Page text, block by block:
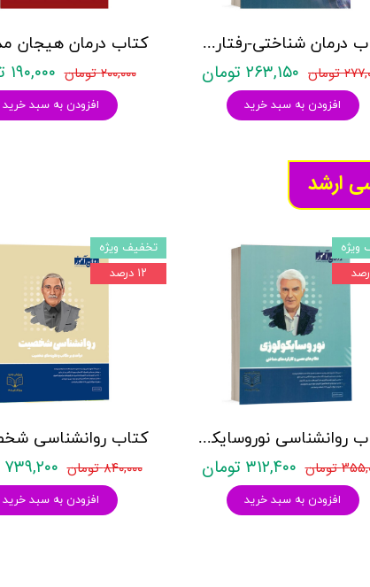
۲۰۰,۰۰۰ تومان ۱۹۰,۰۰۰ تومان
افزودن به سبد خرید
کتاب درمان شناختی-رفتاری اضطراب برای کودکان و نوجوانان (مجموعه برنامه گربه مقابله گر) - نشر روان
تومان ۲۶۳,۱۵۰ تومان
افزودن به سبد خرید
۸۴۰,۰۰۰ تومان ۷۳۹,۲۰۰ تومان
افزودن به سبد خرید
تخفیف ویژه
۱۲ درصد
کتاب روانشناسی نوروسایکولوژی نشر روان آموز حمیده نامداری
تومان ۳۱۲,۴۰۰ تومان
افزودن به سبد خرید
ویژه
ارشد